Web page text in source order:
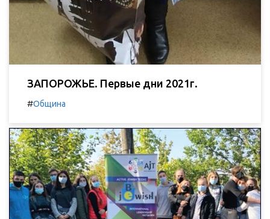
ЗАПОРОЖЬЕ. Первые дни 2021г.
#Община